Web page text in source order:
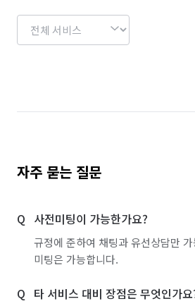
자주 묻는 질문
사전미팅이 가능한가요?
규정에 준하여 채팅과 유선상담만
미팅은 가능합니다.
타 서비스 대비 장점은 무엇인가요